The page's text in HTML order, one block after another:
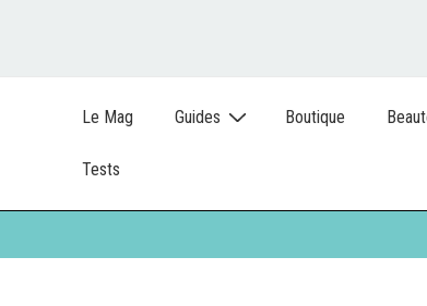
Le Mag Guides Boutique
Tests